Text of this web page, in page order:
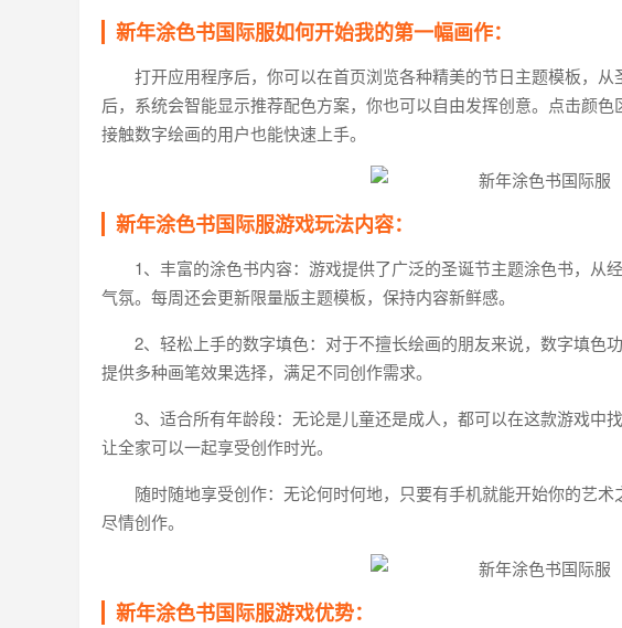
新年涂色书国际服如何开始我的第一幅画作：
打开应用程序后，你可以在首页浏览各种精美的节日主题模板，
后，系统会智能显示推荐配色方案，你也可以自由发挥创意。点击颜
接触数字绘画的用户也能快速上手。
新年涂色书国际服游戏玩法内容：
1、丰富的涂色书内容：游戏提供了广泛的圣诞节主题涂色书，从
气氛。每周还会更新限量版主题模板，保持内容新鲜感。
2、轻松上手的数字填色：对于不擅长绘画的朋友来说，数字填色
提供多种画笔效果选择，满足不同创作需求。
3、适合所有年龄段：无论是儿童还是成人，都可以在这款游戏中
让全家可以一起享受创作时光。
随时随地享受创作：无论何时何地，只要有手机就能开始你的艺
尽情创作。
新年涂色书国际服游戏优势：